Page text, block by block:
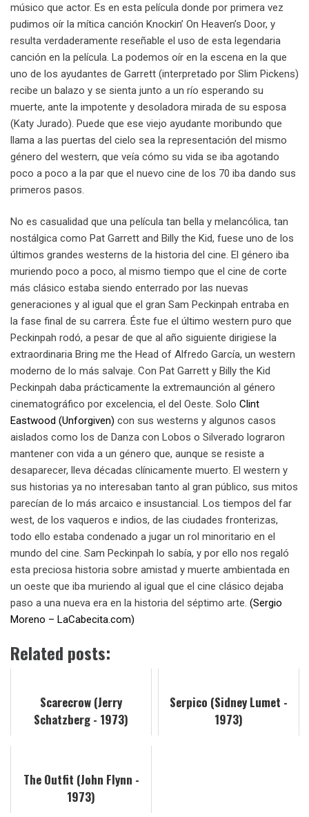
músico que actor. Es en esta película donde por primera vez
pudimos oír la mítica canción Knockin’ On Heaven’s Door, y
resulta verdaderamente reseñable el uso de esta legendaria
canción en la película. La podemos oír en la escena en la que
uno de los ayudantes de Garrett (interpretado por Slim Pickens)
recibe un balazo y se sienta junto a un río esperando su
muerte, ante la impotente y desoladora mirada de su esposa
(Katy Jurado). Puede que ese viejo ayudante moribundo que
llama a las puertas del cielo sea la representación del mismo
género del western, que veía cómo su vida se iba agotando
poco a poco a la par que el nuevo cine de los 70 iba dando sus
primeros pasos.
No es casualidad que una película tan bella y melancólica, tan
nostálgica como Pat Garrett and Billy the Kid, fuese uno de los
últimos grandes westerns de la historia del cine. El género iba
muriendo poco a poco, al mismo tiempo que el cine de corte
más clásico estaba siendo enterrado por las nuevas
generaciones y al igual que el gran Sam Peckinpah entraba en
la fase final de su carrera. Éste fue el último western puro que
Peckinpah rodó, a pesar de que al año siguiente dirigiese la
extraordinaria Bring me the Head of Alfredo García, un western
moderno de lo más salvaje. Con Pat Garrett y Billy the Kid
Peckinpah daba prácticamente la extremaunción al género
cinematográfico por excelencia, el del Oeste. Solo Clint
Eastwood (Unforgiven) con sus westerns y algunos casos
aislados como los de Danza con Lobos o Silverado lograron
mantener con vida a un género que, aunque se resiste a
desaparecer, lleva décadas clínicamente muerto. El western y
sus historias ya no interesaban tanto al gran público, sus mitos
parecían de lo más arcaico e insustancial. Los tiempos del far
west, de los vaqueros e indios, de las ciudades fronterizas,
todo ello estaba condenado a jugar un rol minoritario en el
mundo del cine. Sam Peckinpah lo sabía, y por ello nos regaló
esta preciosa historia sobre amistad y muerte ambientada en
un oeste que iba muriendo al igual que el cine clásico dejaba
paso a una nueva era en la historia del séptimo arte. (Sergio
Moreno – LaCabecita.com)
Related posts:
Scarecrow (Jerry
Schatzberg - 1973)
Serpico (Sidney Lumet -
1973)
The Outfit (John Flynn -
1973)